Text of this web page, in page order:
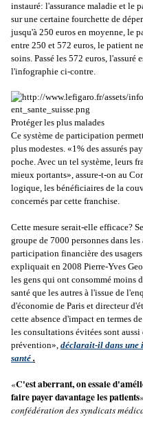
instauré: l'assurance maladie et le
sur une certaine fourchette de
jusqu'à 250 euros en moyenne, le
entre 250 et 572 euros, le patient
soins. Passé les 572 euros,
l'infographie ci-contre.
Protéger les plus malades
Ce système de participation
plus modestes. «1% des assurés
poche. Avec un tel système, leurs
mieux portants», assure-t-on au
logique, les bénéficiaires de la
concernés par cette franchise.
Cette mesure serait-elle efficace?
groupe de 7000 personnes dans
participation financière des
expliquait en 2008 Pierre-Yves
les gens qui ont consommé moins
santé que les autres à l'issue de
d'économie de Paris et directeur
cette absence d'impact en termes
les consultations évitées sont
prévention», déclarait-il dans une
santé .
«C'est aberrant, on essaie
faire payer davantage les patients»
confédération des syndicats